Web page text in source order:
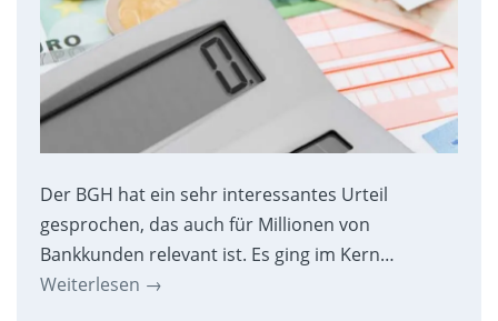
Der BGH hat ein sehr interessantes Urteil
gesprochen, das auch für Millionen von
Bankkunden relevant ist. Es ging im Kern…
Weiterlesen →